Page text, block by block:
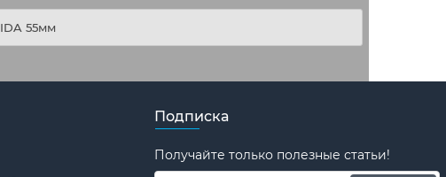
55мм
Подписка
Получайте только полезные статьи!